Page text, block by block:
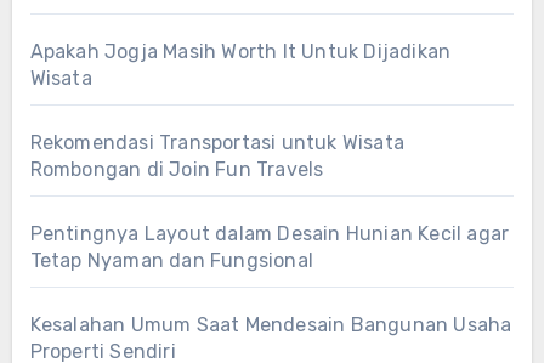
Apakah Jogja Masih Worth It Untuk Dijadikan
Wisata
Rekomendasi Transportasi untuk Wisata
Rombongan di Join Fun Travels
Pentingnya Layout dalam Desain Hunian Kecil agar
Tetap Nyaman dan Fungsional
Kesalahan Umum Saat Mendesain Bangunan Usaha
Properti Sendiri